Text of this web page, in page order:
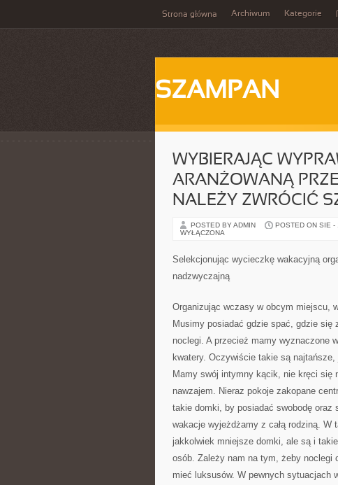
Strona główna Archiwum Kategorie
SZAMPAN
WYBIERAJĄC
ARANŻOWANĄ
NALEŻY ZWRÓCIĆ
POSTED BY ADMIN POSTED ON SIE -
WYŁĄCZONA
Selekcjonując wycieczkę wakacyjną
nadzwyczajną
Organizując wczasy w obcym miejscu,
Musimy posiadać gdzie spać, gdzie się
noclegi. A przecież mamy wyznaczone
kwatery. Oczywiście takie są
Mamy swój intymny kącik, nie kręci się
nawzajem. Nieraz pokoje zakopane
takie domki, by posiadać swobodę
wakacje wyjeżdżamy z całą rodziną.
jakkolwiek mniejsze domki, ale są i
osób. Zależy nam na tym, żeby noclegi
mieć luksusów. W pewnych sytuacjach